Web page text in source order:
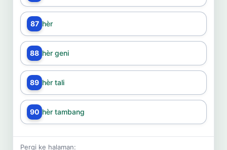
87 hèr
88 hèr geni
89 hèr tali
90 hèr tambang
Pergi ke halaman: